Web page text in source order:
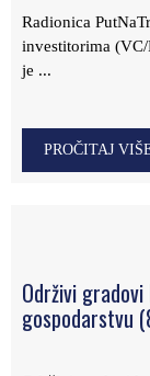
Radionica
investitorima
je ...
PROČITAJ
Održivi
gospodarstvu